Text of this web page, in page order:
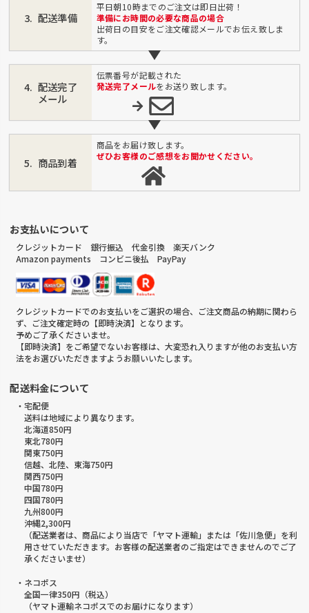
配送準備
平日朝10時までのご注文は即日出荷！
準備にお時間の必要な商品の場合
出荷日の目安をご注文確認メールでお伝え致しま
す。
配送完了
メール
伝票番号が記載された
発送完了メールをお送り致します。
商品到着
商品をお届け致します。
ぜひお客様のご感想をお聞かせください。
お支払いについて
クレジットカード 銀行振込 代金引換 楽天バンク
Amazon payments コンビニ後払 PayPay
クレジットカードでのお支払いをご選択の場合、ご注文商品の納期に関わら
ず、ご注文確定時の【即時決済】となります。
予めご了承くださいませ。
【即時決済】をご希望でないお客様は、大変恐れ入りますが他のお支払い方
法をお選びいただきますようお願いいたします。
配送料金について
・宅配便
送料は地域により異なります。
北海道850円
東北780円
関東750円
信越、北陸、東海750円
関西750円
中国780円
四国780円
九州800円
沖縄2,300円
（配送業者は、商品により当店で「ヤマト運輸」または「佐川急便」を利
用させていただきます。お客様の配送業者のご指定はできませんのでご了
承くださいませ）
・ネコポス
全国一律350円（税込）
（ヤマト運輸ネコポスでのお届けになります）